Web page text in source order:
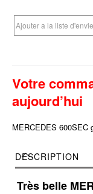
Ajouter a la liste d'envie
Votre
aujourd’hui
MERCEDES 600SEC
DESCRIPTION
Très belle